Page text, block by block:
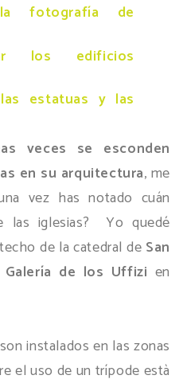
fotografía de
los edificios
estatuas y las
veces se esconden
en su arquitectura, me
vez has notado cuán
las iglesias? Yo quedé
de la catedral de San
Galería de los Uffizi en
instalados en las zonas
el uso de un trípode està